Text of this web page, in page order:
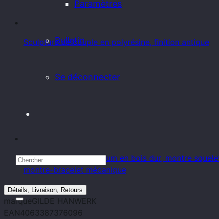
Paramètres
Bulletin
Se déconnecter
Sculpture de couple en polyrésine, finition antique
Montre X-Series Premium en bois dur, montre
montre-bracelet mécanique
Détails, Livraison, Retours
marqueGILDE HANWERK
EAN4063387376096